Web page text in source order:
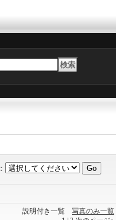
:
説明付き一覧 写真のみ一覧